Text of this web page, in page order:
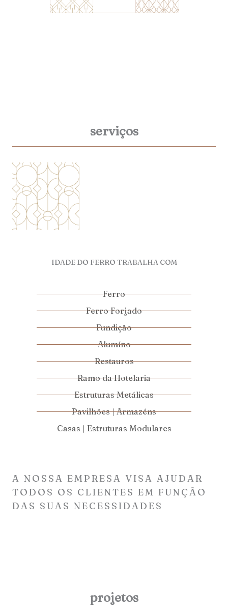
serviços
IDADE DO FERRO TRABALHA COM
Ferro
Ferro Forjado
Fundição
Alumíno
Restauros
Ramo da Hotelaria
Estruturas Metálicas
Pavilhões | Armazéns
Casas | Estruturas Modulares
A NOSSA EMPRESA VISA AJUDAR
TODOS OS CLIENTES EM FUNÇÃO
DAS SUAS NECESSIDADES
projetos